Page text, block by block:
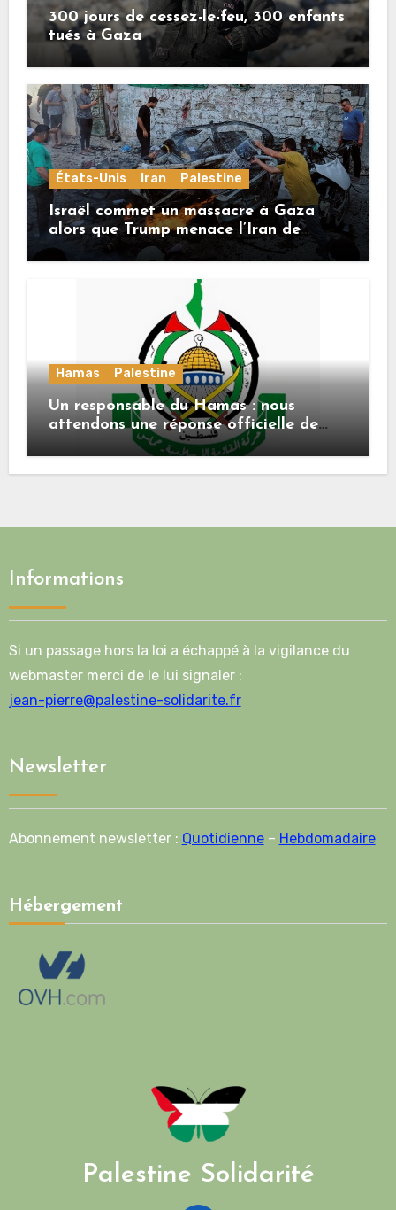
300 jours de cessez-le-feu, 300 enfants
tués à Gaza
États-Unis Iran Palestine
Israël commet un massacre à Gaza
alors que Trump menace l’Iran de
«décapitation»
Hamas Palestine
Un responsable du Hamas : nous
attendons une réponse officielle de
Mladenov concernant la feuille de
route de la deuxième phase de l’accord
Informations
Si un passage hors la loi a échappé à la vigilance du
webmaster merci de le lui signaler :
jean-pierre@palestine-solidarite.fr
Newsletter
Abonnement newsletter : Quotidienne– Hebdomadaire
Hébergement
Palestine Solidarité